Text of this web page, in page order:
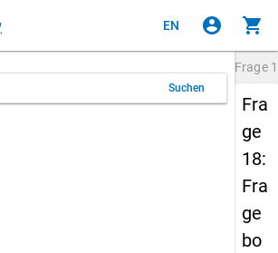
EN account_circle shopping_cart
Suchen
Frage
Fra
ge
18:
Fra
ge
bo